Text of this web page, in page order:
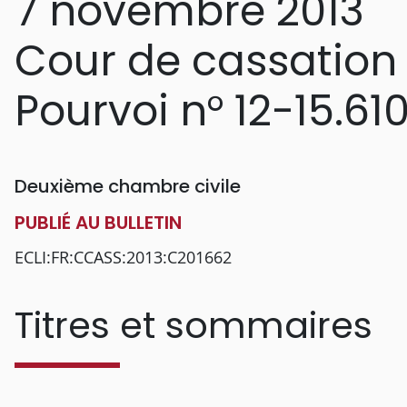
Cour de cassation
Pourvoi n° 12-
Deuxième chambre civile
PUBLIÉ AU BULLETIN
ECLI:FR:CCASS:2013:C201662
Titres et sommaires